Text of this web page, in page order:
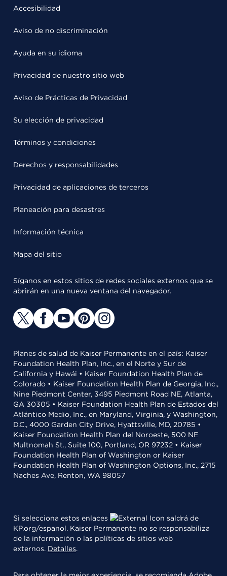
Accesibilidad
Aviso de no discriminación
Ayuda en su idioma
Privacidad de nuestro sitio web
Aviso de Prácticas de Privacidad
Su elección de privacidad
Términos y condiciones
Derechos y responsabilidades
Privacidad de aplicaciones de terceros
Planeación para desastres
Información técnica
Mapa del sitio
Síganos en estos sitios de redes sociales externos que se
abrirán en una nueva ventana del navegador.
Planes de salud de Kaiser Permanente en el país: Kaiser
Foundation Health Plan, Inc., en el Norte y Sur de
California y Hawái • Kaiser Foundation Health Plan de
Colorado • Kaiser Foundation Health Plan de Georgia, Inc.,
Nine Piedmont Center, 3495 Piedmont Road NE, Atlanta,
GA 30305 • Kaiser Foundation Health Plan de Estados del
Atlántico Medio, Inc., en Maryland, Virginia, y Washington,
D.C., 4000 Garden City Drive, Hyattsville, MD, 20785 •
Kaiser Foundation Health Plan del Noroeste, 500 NE
Multnomah St., Suite 100, Portland, OR 97232 • Kaiser
Foundation Health Plan of Washington or Kaiser
Foundation Health Plan of Washington Options, Inc., 2715
Naches Ave, Renton, WA 98057
Si selecciona estos enlaces
saldrá de
KP.org/espanol. Kaiser Permanente no se responsabiliza
de la información o las políticas de sitios web
externos. Detalles.